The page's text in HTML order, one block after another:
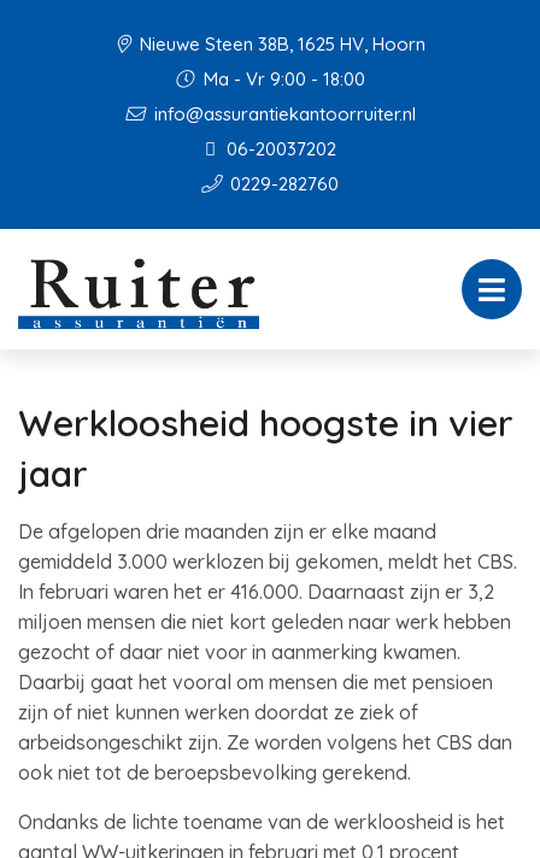
Nieuwe Steen 38B, 1625 HV, Hoorn
Ma - Vr 9:00 - 18:00
info@assurantiekantoorruiter.nl
06-20037202
0229-282760
Werkloosheid hoogste in vier
jaar
De afgelopen drie maanden zijn er elke maand
gemiddeld 3.000 werklozen bij gekomen, meldt het CBS.
In februari waren het er 416.000. Daarnaast zijn er 3,2
miljoen mensen die niet kort geleden naar werk hebben
gezocht of daar niet voor in aanmerking kwamen.
Daarbij gaat het vooral om mensen die met pensioen
zijn of niet kunnen werken doordat ze ziek of
arbeidsongeschikt zijn. Ze worden volgens het CBS dan
ook niet tot de beroepsbevolking gerekend.
Ondanks de lichte toename van de werkloosheid is het
aantal WW-uitkeringen in februari met 0,1 procent